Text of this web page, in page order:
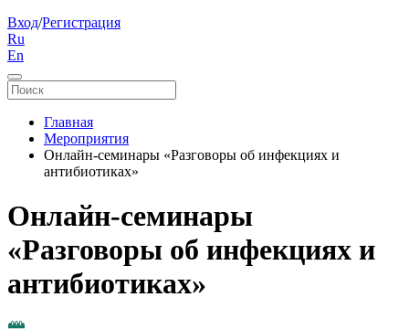
Вход/Регистрация
Ru
En
Главная
Мероприятия
Онлайн-семинары «Разговоры об инфекциях и
антибиотиках»
Онлайн-семинары
«Разговоры об инфекциях и
антибиотиках»